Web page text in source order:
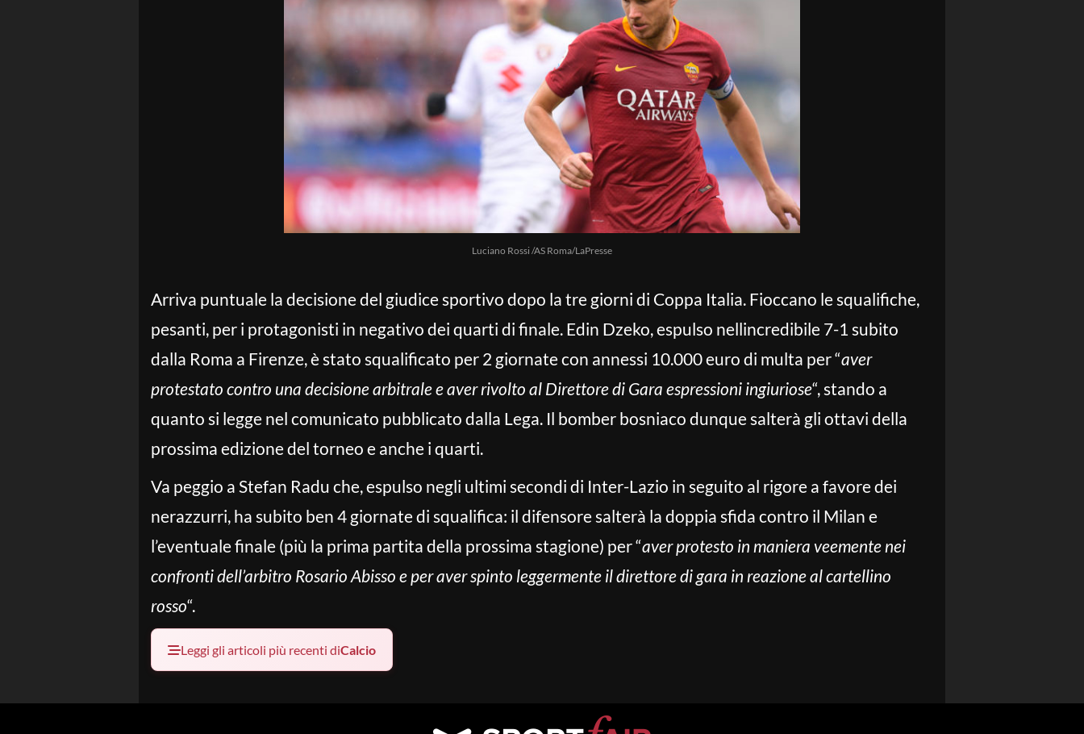
Luciano Rossi /AS Roma/LaPresse
Arriva puntuale la decisione del giudice sportivo dopo la tre giorni di Coppa Italia. Fioccano le squalifiche,
pesanti, per i protagonisti in negativo dei quarti di finale. Edin Dzeko, espulso nellincredibile 7-1 subito
dalla Roma a Firenze, è stato squalificato per 2 giornate con annessi 10.000 euro di multa per “aver
protestato contro una decisione arbitrale e aver rivolto al Direttore di Gara espressioni ingiuriose“, stando a
quanto si legge nel comunicato pubblicato dalla Lega. Il bomber bosniaco dunque salterà gli ottavi della
prossima edizione del torneo e anche i quarti.
Va peggio a Stefan Radu che, espulso negli ultimi secondi di Inter-Lazio in seguito al rigore a favore dei
nerazzurri, ha subito ben 4 giornate di squalifica: il difensore salterà la doppia sfida contro il Milan e
l’eventuale finale (più la prima partita della prossima stagione) per “aver protesto in maniera veemente nei
confronti dell’arbitro Rosario Abisso e per aver spinto leggermente il direttore di gara in reazione al cartellino
rosso“.
Leggi gli articoli più recenti diCalcio